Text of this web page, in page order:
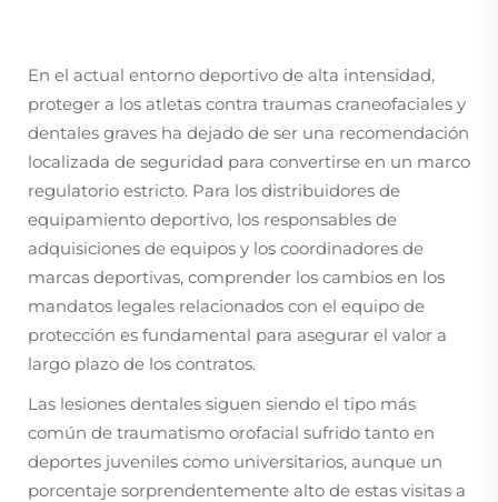
En el actual entorno deportivo de alta intensidad,
proteger a los atletas contra traumas craneofaciales y
dentales graves ha dejado de ser una recomendación
localizada de seguridad para convertirse en un marco
regulatorio estricto. Para los distribuidores de
equipamiento deportivo, los responsables de
adquisiciones de equipos y los coordinadores de
marcas deportivas, comprender los cambios en los
mandatos legales relacionados con el equipo de
protección es fundamental para asegurar el valor a
largo plazo de los contratos.
Las lesiones dentales siguen siendo el tipo más
común de traumatismo orofacial sufrido tanto en
deportes juveniles como universitarios, aunque un
porcentaje sorprendentemente alto de estas visitas a